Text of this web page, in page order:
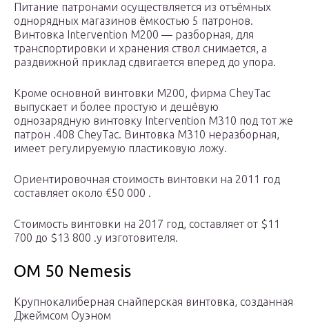
Питание патронами осуществляется из отъёмных
однорядных магазинов ёмкостью 5 патронов.
Винтовка Intervention M200 — разборная, для
транспортировки и хранения ствол снимается, а
раздвижной приклад сдвигается вперед до упора.
Кроме основной винтовки М200, фирма CheyTac
выпускает и более простую и дешёвую
однозарядную винтовку Intervention M310 под тот же
патрон .408 CheyTac. Винтовка М310 неразборная,
имеет регулируемую пластиковую ложу.
Ориентировочная стоимость винтовки на 2011 год
составляет около €50 000 .
Cтоимость винтовки на 2017 год, составляет от $11
700 до $13 800 .у изготовителя.
OM 50 Nemesis
Крупнокалиберная снайперская винтовка, созданная
Джеймсом Оуэном